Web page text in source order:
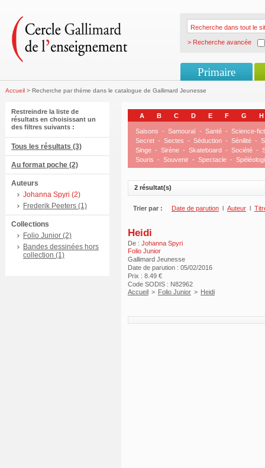
> Recherche avancée
Primaire
Accueil > Recherche par théme dans le catalogue de Gallimard Jeunesse
Restreindre la liste de
résultats en choisissant un
des filtres suivants :
Tous les résultats (3)
Au format poche (2)
Auteurs
Johanna Spyri (2)
Frederik Peeters (1)
Collections
Folio Junior (2)
Bandes dessinées hors
collection (1)
A B C D E F G H
Saisons - Samouraï - Santé - Science-
Secret - Sectes - Séduction - Sénilité -
Singe - Sirène - Skateboard - Société -
Souris - Souvenir - Spectacle -
2 résultat(s)
Trier par : Date de parution l Auteur l
Heidi
De : Johanna Spyri
Folio Junior
Gallimard Jeunesse
Date de parution : 05/02/2016
Prix : 8.49 €
Code SODIS : N82962
Accueil > Folio Junior > Heidi